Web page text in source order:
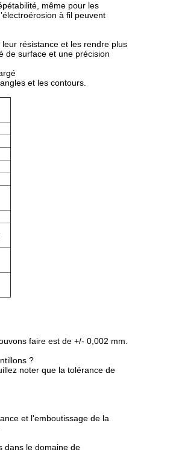
même pour les
à fil peuvent
résistance et les rendre plus
de surface et une précision
et les contours.
faire est de +/- 0,002 mm.
?
noter que la tolérance de
et l'emboutissage de la
dans le domaine de